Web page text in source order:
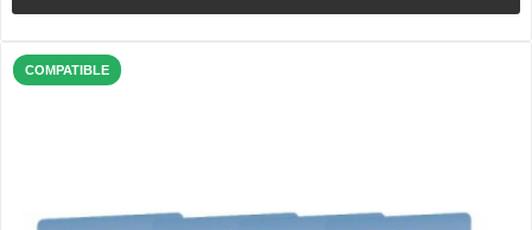
COMPATIBLE